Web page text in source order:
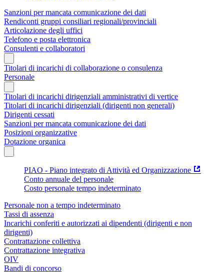
Sanzioni per mancata comunicazione dei dati
Rendiconti gruppi consiliari regionali/provinciali
Articolazione degli uffici
Telefono e posta elettronica
Consulenti e collaboratori
Titolari di incarichi di collaborazione o consulenza
Personale
Titolari di incarichi dirigenziali amministrativi di vertice
Titolari di incarichi dirigenziali (dirigenti non generali)
Dirigenti cessati
Sanzioni per mancata comunicazione dei dati
Posizioni organizzative
Dotazione organica
PIAO - Piano integrato di Attività ed Organizzazione
Conto annuale del personale
Costo personale tempo indeterminato
Personale non a tempo indeterminato
Tassi di assenza
Incarichi conferiti e autorizzati ai dipendenti (dirigenti e non
dirigenti)
Contrattazione collettiva
Contrattazione integrativa
OIV
Bandi di concorso